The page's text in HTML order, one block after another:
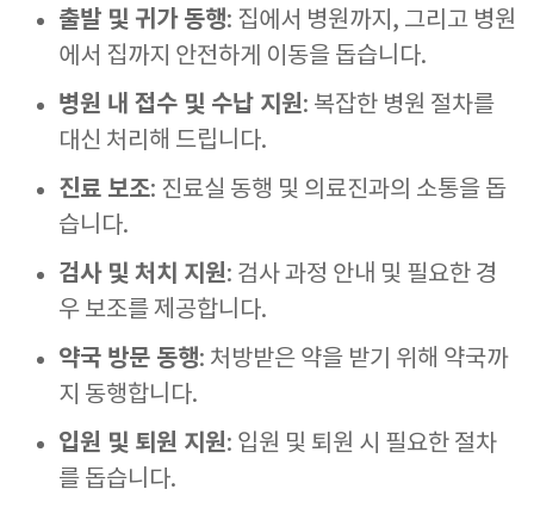
출발 및 귀가 동행: 집에서 병원까지, 그리고 병원
에서 집까지 안전하게 이동을 돕습니다.
병원 내 접수 및 수납 지원: 복잡한 병원 절차를
대신 처리해 드립니다.
진료 보조: 진료실 동행 및 의료진과의 소통을 돕
습니다.
검사 및 처치 지원: 검사 과정 안내 및 필요한 경
우 보조를 제공합니다.
약국 방문 동행: 처방받은 약을 받기 위해 약국까
지 동행합니다.
입원 및 퇴원 지원: 입원 및 퇴원 시 필요한 절차
를 돕습니다.